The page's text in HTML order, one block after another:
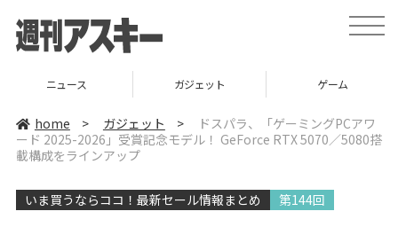
t
o
v
i
ニュース ガジェット ゲーム
home > ガジェット >
ドスパラ、「ゲーミングPCアワ
ード 2025-2026」受賞記念モデル！ GeForce RTX 5070／5080搭
載構成をラインアップ
いま買うならココ！最新セール情報まとめ 第144回